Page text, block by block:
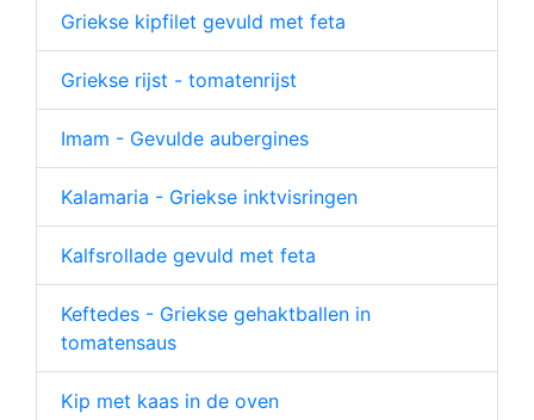
Griekse kipfilet gevuld met feta
Griekse rijst - tomatenrijst
Imam - Gevulde aubergines
Kalamaria - Griekse inktvisringen
Kalfsrollade gevuld met feta
Keftedes - Griekse gehaktballen in
tomatensaus
Kip met kaas in de oven